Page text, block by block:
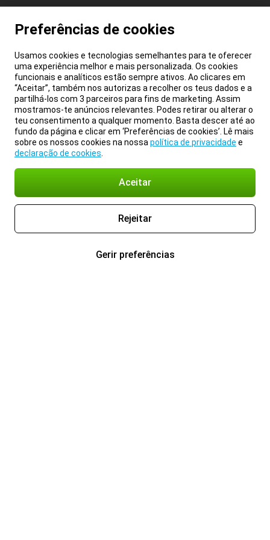
Preferências de cookies
Usamos cookies e tecnologias semelhantes para te oferecer
uma experiência melhor e mais personalizada. Os cookies
funcionais e analíticos estão sempre ativos. Ao clicares em
“Aceitar”, também nos autorizas a recolher os teus dados e a
partilhá-los com 3 parceiros para fins de marketing. Assim
mostramos-te anúncios relevantes. Podes retirar ou alterar o
teu consentimento a qualquer momento. Basta descer até ao
fundo da página e clicar em ‘Preferências de cookies’. Lê mais
sobre os nossos cookies na nossa política de privacidade e
declaração de cookies
Aceitar
Rejeitar
Gerir preferências